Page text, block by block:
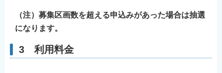
（注）募集区画数を超える申込みがあった場合は抽選
になります。
3 利用料金